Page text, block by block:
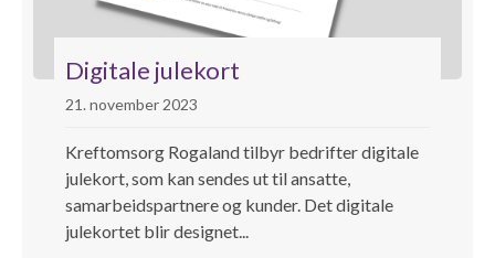
Digitale julekort
21. november 2023
Kreftomsorg Rogaland tilbyr bedrifter digitale
julekort, som kan sendes ut til ansatte,
samarbeidspartnere og kunder. Det digitale
julekortet blir designet...